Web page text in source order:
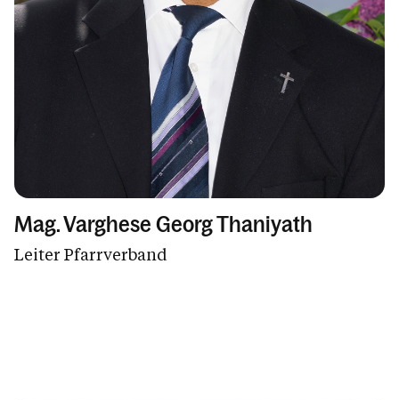
Mag. Varghese Georg Thaniyath
Leiter Pfarrverband